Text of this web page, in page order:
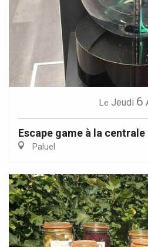
Le Jeudi 6
Escape game à la
Paluel